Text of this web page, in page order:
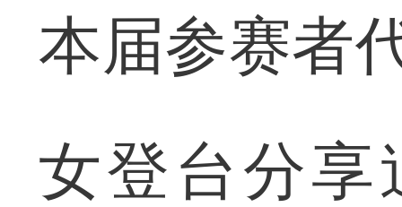
本届参赛者
女登台分享